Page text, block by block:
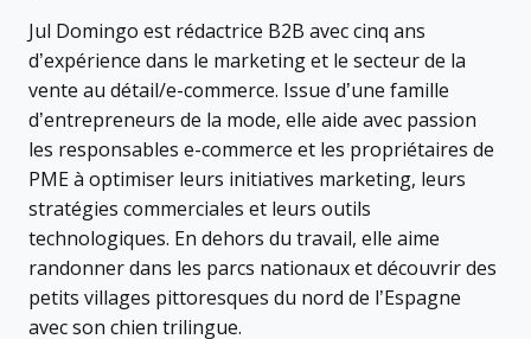
Jul Domingo est rédactrice B2B avec cinq ans
d’expérience dans le marketing et le secteur de la
vente au détail/e-commerce. Issue d’une famille
d’entrepreneurs de la mode, elle aide avec passion
les responsables e-commerce et les propriétaires de
PME à optimiser leurs initiatives marketing, leurs
stratégies commerciales et leurs outils
technologiques. En dehors du travail, elle aime
randonner dans les parcs nationaux et découvrir des
petits villages pittoresques du nord de l’Espagne
avec son chien trilingue.